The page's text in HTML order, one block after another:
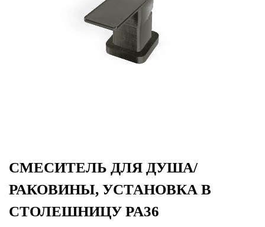
СМЕСИТЕЛЬ ДЛЯ ДУША/
РАКОВИНЫ, УСТАНОВКА В
СТОЛЕШНИЦУ PA36